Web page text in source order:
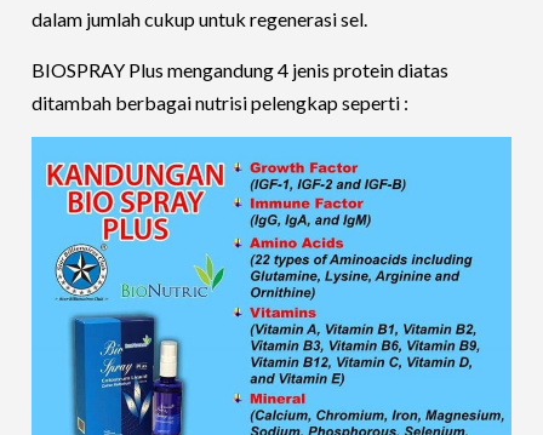
dalam jumlah cukup untuk regenerasi sel.
BIOSPRAY Plus mengandung 4 jenis protein diatas
ditambah berbagai nutrisi pelengkap seperti :